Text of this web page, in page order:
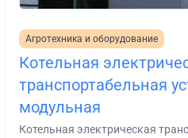
Агротехника и оборудование
Котельная
транспортабельная
модульная
Котельная электрическая